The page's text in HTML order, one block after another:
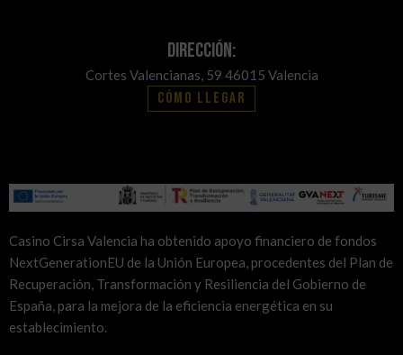
Dirección:
Cortes Valencianas, 59 46015 Valencia
Cómo llegar
Casino Cirsa Valencia ha obtenido apoyo financiero de fondos
NextGenerationEU de la Unión Europea, procedentes del Plan de
Recuperación, Transformación y Resiliencia del Gobierno de
España, para la mejora de la eficiencia energética en su
establecimiento.